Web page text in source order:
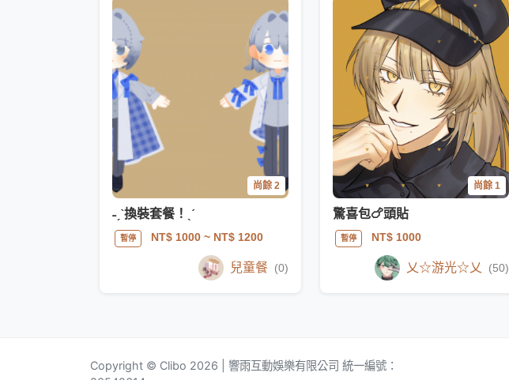
尚餘 2
˗ˏˋ換裝套餐！ˎˊ
暫停 NT$ 1000~ NT$ 1200
兒童餐 (0)
尚餘 1
驚喜包🍗頭貼
暫停 NT$ 1000
乂☆游光☆乂 (50)
Copyright © Clibo 2026 | 響雨互動娛樂有限公司 統一編號：